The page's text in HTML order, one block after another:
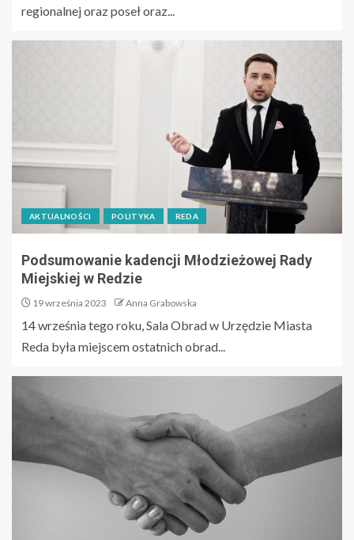
regionalnej oraz poseł oraz...
AKTUALNOŚCI POLITYKA REDA
Podsumowanie kadencji Młodzieżowej Rady
Miejskiej w Redzie
19 września 2023 Anna Grabowska
14 września tego roku, Sala Obrad w Urzędzie Miasta
Reda była miejscem ostatnich obrad...